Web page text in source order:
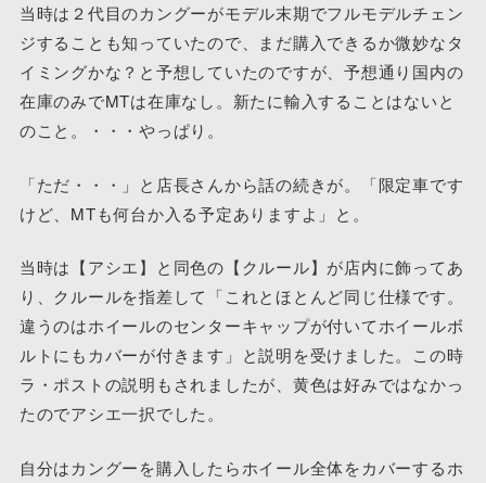
当時は２代目のカングーがモデル末期でフルモデルチェン
ジすることも知っていたので、まだ購入できるか微妙なタ
イミングかな？と予想していたのですが、予想通り国内の
在庫のみでMTは在庫なし。新たに輸入することはないと
のこと。・・・やっぱり。
「ただ・・・」と店長さんから話の続きが。「限定車です
けど、MTも何台か入る予定ありますよ」と。
当時は【アシエ】と同色の【クルール】が店内に飾ってあ
り、クルールを指差して「これとほとんど同じ仕様です。
違うのはホイールのセンターキャップが付いてホイールボ
ルトにもカバーが付きます」と説明を受けました。この時
ラ・ポストの説明もされましたが、黄色は好みではなかっ
たのでアシエ一択でした。
自分はカングーを購入したらホイール全体をカバーするホ